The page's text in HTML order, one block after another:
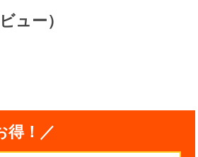
ュー）
得！／